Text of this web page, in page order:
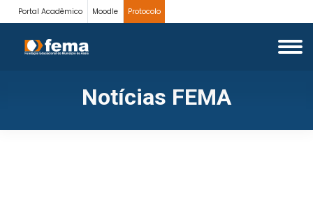
Portal Acadêmico Moodle Protocolo
Notícias FEMA